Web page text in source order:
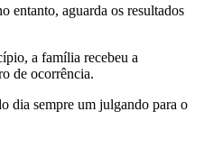
entanto, aguarda os resultados
a família recebeu a
de ocorrência.
dia sempre um julgando para o